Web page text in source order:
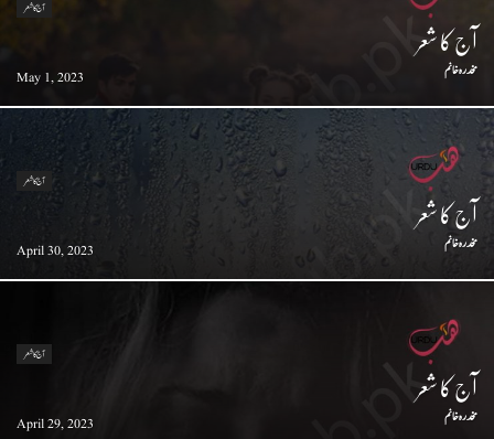
آج کا شعر
آج کا شعر
مخدرہ خانم May 1, 2023
آج کا شعر
آج کا شعر
مخدرہ خانم April 30, 2023
آج کا شعر
آج کا شعر
مخدرہ خانم April 29, 2023